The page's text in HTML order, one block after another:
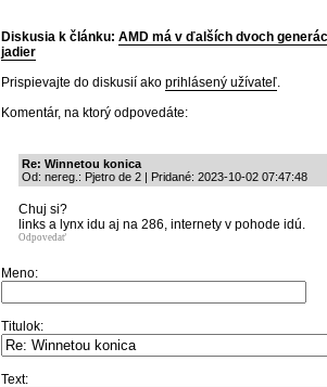
Diskusia k článku: AMD má v ďalších dvoch
jadier
Prispievajte do diskusií ako prihlásený užívateľ.
Komentár, na ktorý odpovedáte:
Re: Winnetou konica
Od: nereg.: Pjetro de 2 | Pridané: 2023-10-02 07:47:48
Chuj si?
links a lynx idu aj na 286, internety v pohode idú.
Odpovedať
Meno:
Titulok:
Text: